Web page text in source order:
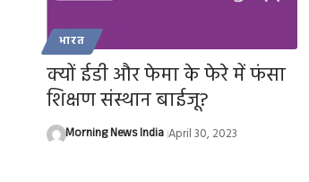
भारत
क्यों ईडी और फेमा के फेरे में फंसा
शिक्षण संस्थान बाईजू?
Morning News India April 30, 2023